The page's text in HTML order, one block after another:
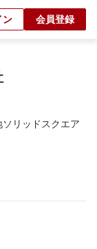
ン 会員登録
リッドスクエア